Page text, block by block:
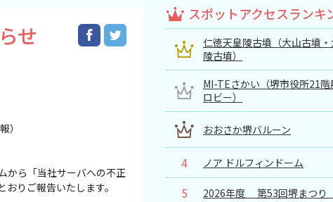
せ
）
から「当社サーバへの不正
りご報告いたします。
スポットアクセスランキ
仁徳天皇陵古墳（大山古墳・
陵古墳）
MI-TEさかい（堺市役所21階
ロビー）
おおさか堺バルーン
4 ノア ドルフィンドーム
5 2026年度 第53回堺まつり